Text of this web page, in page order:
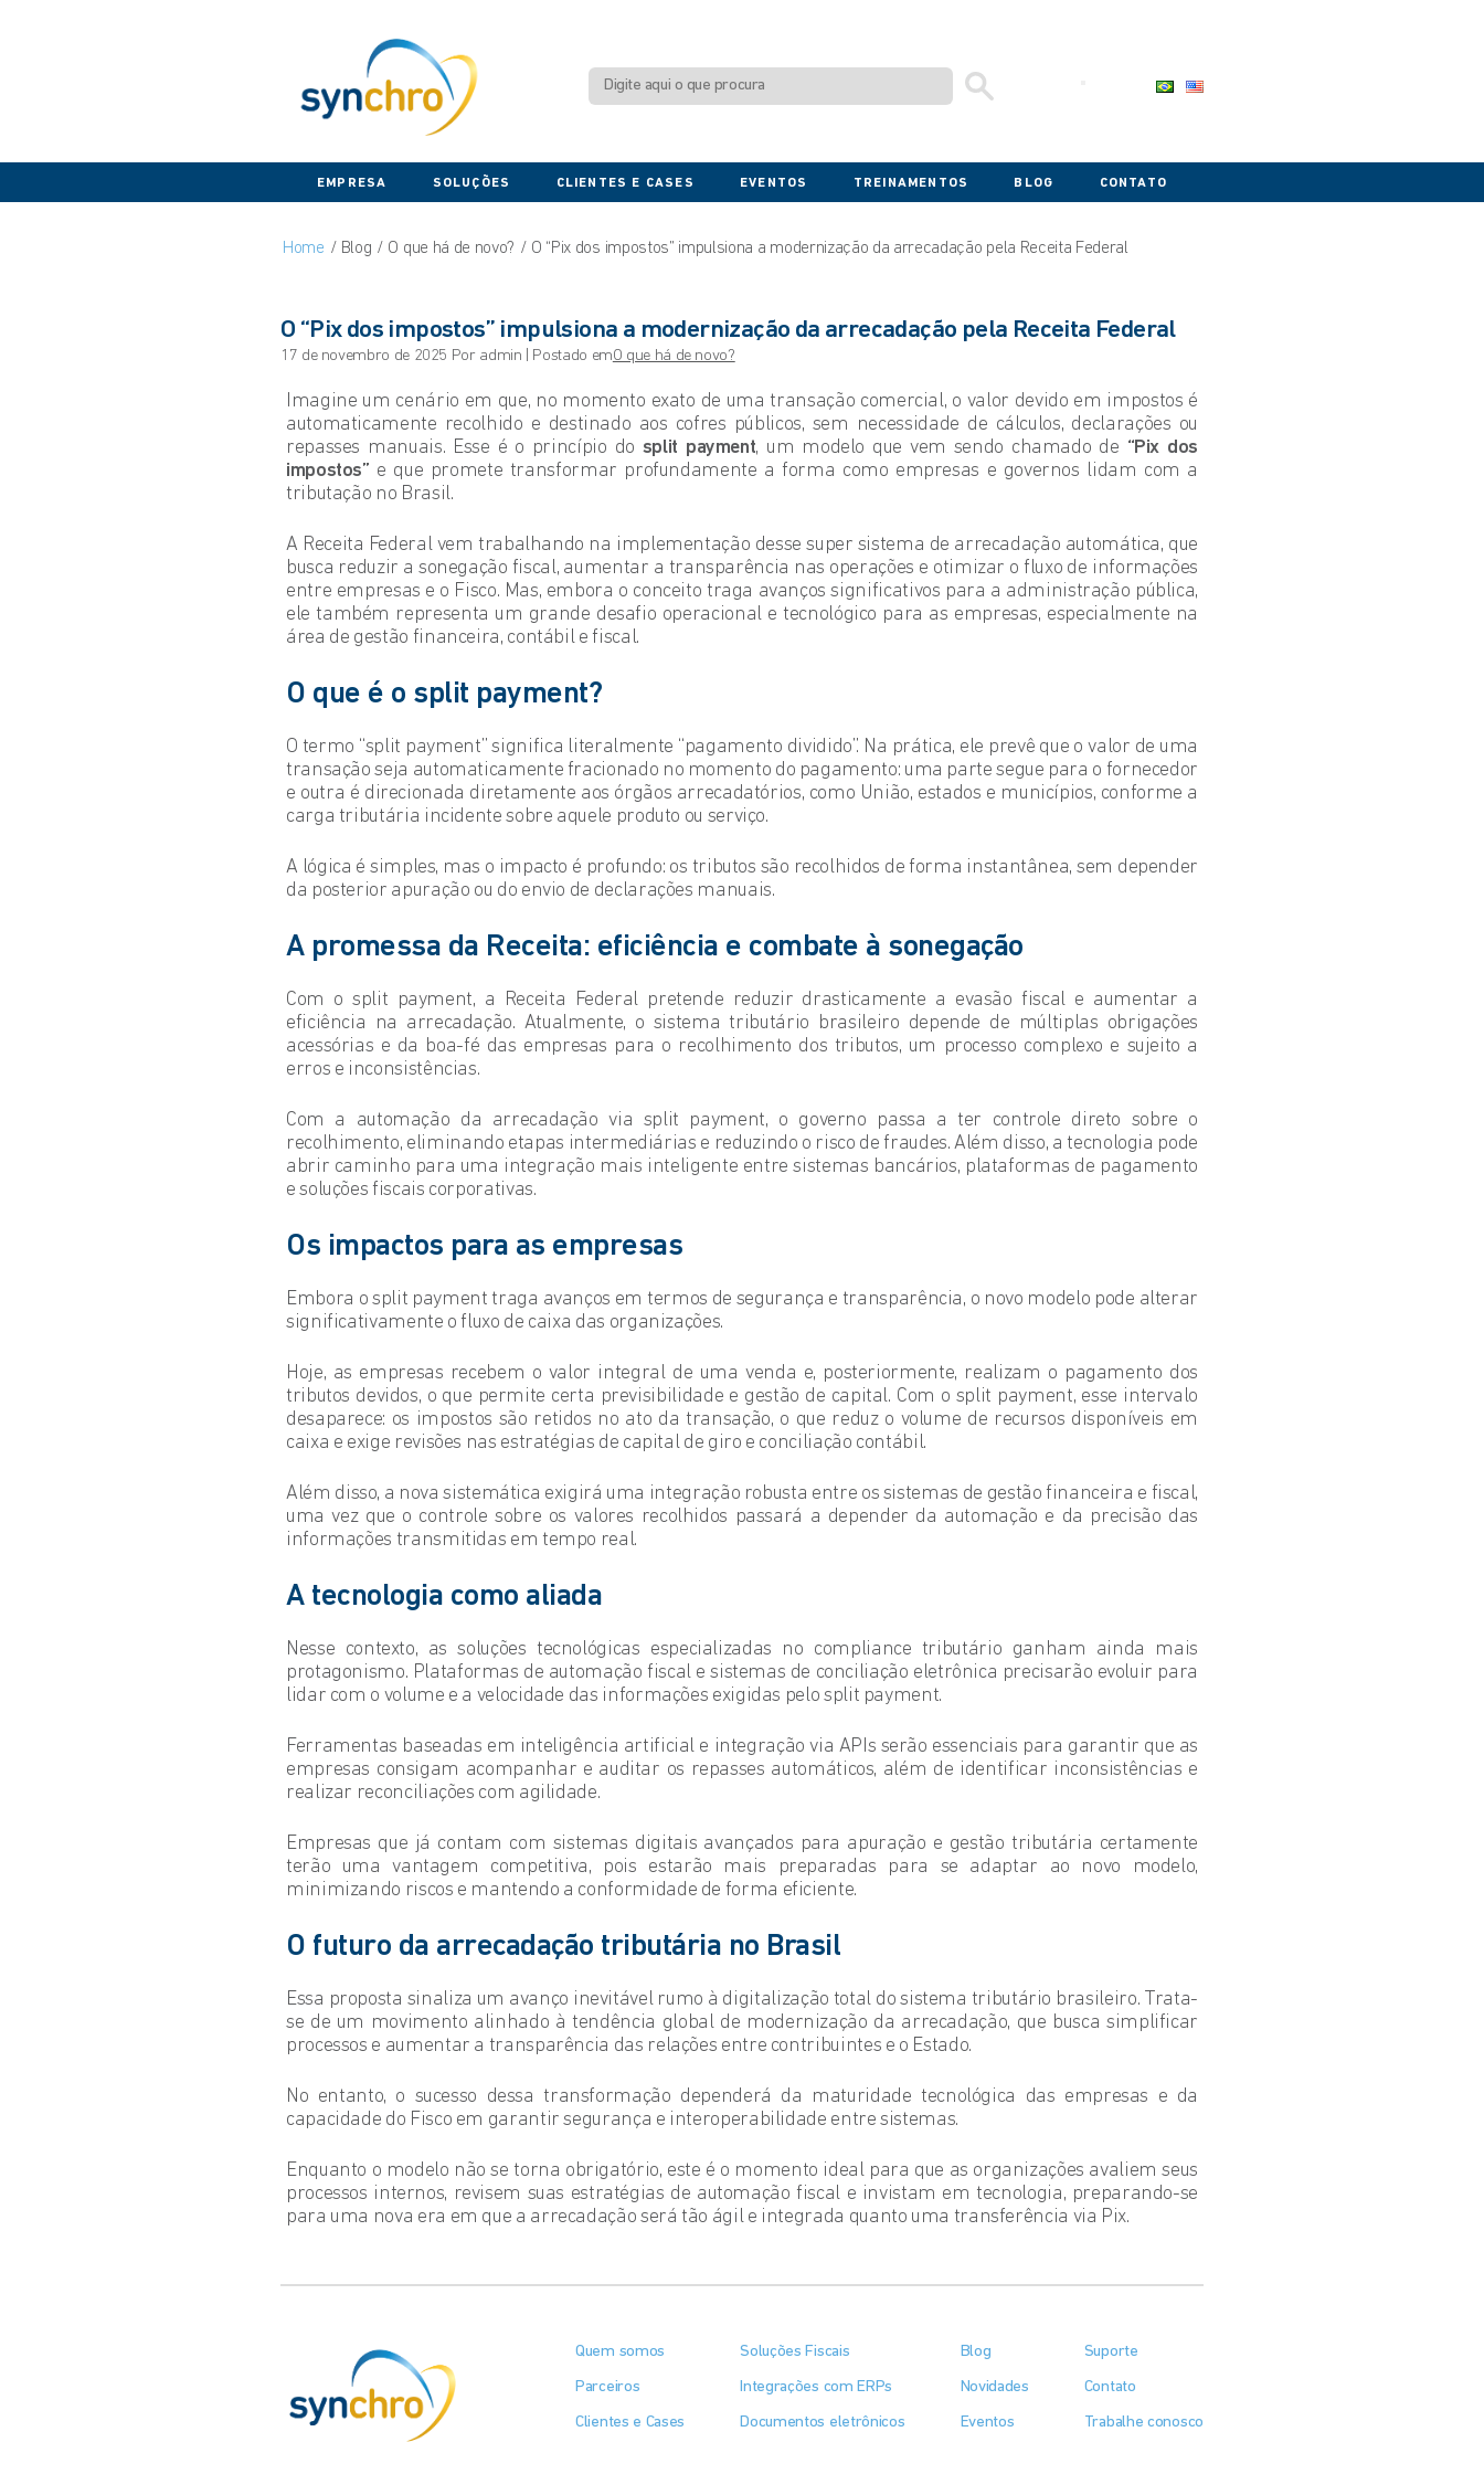
EMPRESA SOLUÇÕES CLIENTES E CASES EVENTOS TREINAMENTOS BLOG CONTATO
Home Blog O que há de novo? O “Pix dos impostos” impulsiona a modernização da arrecadação pela Receita Federal
O “Pix dos impostos” impulsiona a modernização da arrecadação pela Receita Federal
17 de novembro de 2025 Por admin | Postado emO que há de novo?
Imagine um cenário em que, no momento exato de uma transação comercial, o valor devido em impostos é
automaticamente recolhido e destinado aos cofres públicos, sem necessidade de cálculos, declarações ou
repasses manuais. Esse é o princípio do split payment, um modelo que vem sendo chamado de “Pix dos
impostos” e que promete transformar profundamente a forma como empresas e governos lidam com a
tributação no Brasil.
A Receita Federal vem trabalhando na implementação desse super sistema de arrecadação automática, que
busca reduzir a sonegação fiscal, aumentar a transparência nas operações e otimizar o fluxo de informações
entre empresas e o Fisco. Mas, embora o conceito traga avanços significativos para a administração pública,
ele também representa um grande desafio operacional e tecnológico para as empresas, especialmente na
área de gestão financeira, contábil e fiscal.
O que é o split payment?
O termo “split payment” significa literalmente “pagamento dividido”. Na prática, ele prevê que o valor de uma
transação seja automaticamente fracionado no momento do pagamento: uma parte segue para o fornecedor
e outra é direcionada diretamente aos órgãos arrecadatórios, como União, estados e municípios, conforme a
carga tributária incidente sobre aquele produto ou serviço.
A lógica é simples, mas o impacto é profundo: os tributos são recolhidos de forma instantânea, sem depender
da posterior apuração ou do envio de declarações manuais.
A promessa da Receita: eficiência e combate à sonegação
Com o split payment, a Receita Federal pretende reduzir drasticamente a evasão fiscal e aumentar a
eficiência na arrecadação. Atualmente, o sistema tributário brasileiro depende de múltiplas obrigações
acessórias e da boa-fé das empresas para o recolhimento dos tributos, um processo complexo e sujeito a
erros e inconsistências.
Com a automação da arrecadação via split payment, o governo passa a ter controle direto sobre o
recolhimento, eliminando etapas intermediárias e reduzindo o risco de fraudes. Além disso, a tecnologia pode
abrir caminho para uma integração mais inteligente entre sistemas bancários, plataformas de pagamento
e soluções fiscais corporativas.
Os impactos para as empresas
Embora o split payment traga avanços em termos de segurança e transparência, o novo modelo pode alterar
significativamente o fluxo de caixa das organizações.
Hoje, as empresas recebem o valor integral de uma venda e, posteriormente, realizam o pagamento dos
tributos devidos, o que permite certa previsibilidade e gestão de capital. Com o split payment, esse intervalo
desaparece: os impostos são retidos no ato da transação, o que reduz o volume de recursos disponíveis em
caixa e exige revisões nas estratégias de capital de giro e conciliação contábil.
Além disso, a nova sistemática exigirá uma integração robusta entre os sistemas de gestão financeira e fiscal,
uma vez que o controle sobre os valores recolhidos passará a depender da automação e da precisão das
informações transmitidas em tempo real.
A tecnologia como aliada
Nesse contexto, as soluções tecnológicas especializadas no compliance tributário ganham ainda mais
protagonismo. Plataformas de automação fiscal e sistemas de conciliação eletrônica precisarão evoluir para
lidar com o volume e a velocidade das informações exigidas pelo split payment.
Ferramentas baseadas em inteligência artificial e integração via APIs serão essenciais para garantir que as
empresas consigam acompanhar e auditar os repasses automáticos, além de identificar inconsistências e
realizar reconciliações com agilidade.
Empresas que já contam com sistemas digitais avançados para apuração e gestão tributária certamente
terão uma vantagem competitiva, pois estarão mais preparadas para se adaptar ao novo modelo,
minimizando riscos e mantendo a conformidade de forma eficiente.
O futuro da arrecadação tributária no Brasil
Essa proposta sinaliza um avanço inevitável rumo à digitalização total do sistema tributário brasileiro. Trata-
se de um movimento alinhado à tendência global de modernização da arrecadação, que busca simplificar
processos e aumentar a transparência das relações entre contribuintes e o Estado.
No entanto, o sucesso dessa transformação dependerá da maturidade tecnológica das empresas e da
capacidade do Fisco em garantir segurança e interoperabilidade entre sistemas.
Enquanto o modelo não se torna obrigatório, este é o momento ideal para que as organizações avaliem seus
processos internos, revisem suas estratégias de automação fiscal e invistam em tecnologia, preparando-se
para uma nova era em que a arrecadação será tão ágil e integrada quanto uma transferência via Pix.
Quem somos
Parceiros
Clientes e Cases
Soluções Fiscais
Integrações com ERPs
Documentos eletrônicos
Blog
Novidades
Eventos
Suporte
Contato
Trabalhe conosco